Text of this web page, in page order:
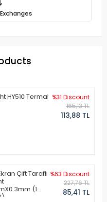
HY510 Termal %31 Discount
165,13 TL
113,88 TL
Çift Taraflı
(1
%63 Discount
227,76 TL
85,41 TL